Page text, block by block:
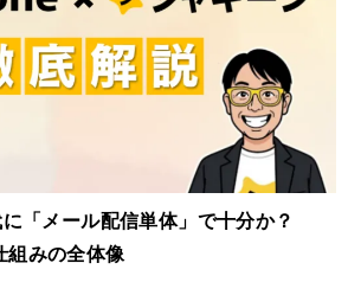
「メール配信単体」で十分か？
みの全体像